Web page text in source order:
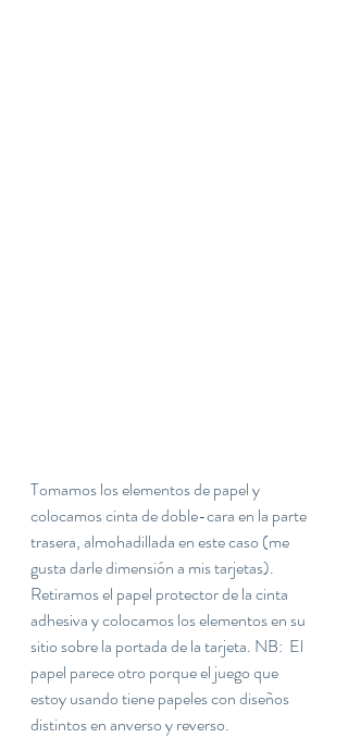
Tomamos los elementos de papel y
colocamos cinta de doble-cara en la parte
trasera, almohadillada en este caso (me
gusta darle dimensión a mis tarjetas).
Retiramos el papel protector de la cinta
adhesiva y colocamos los elementos en su
sitio sobre la portada de la tarjeta. NB:  El
papel parece otro porque el juego que
estoy usando tiene papeles con diseños
distintos en anverso y reverso.